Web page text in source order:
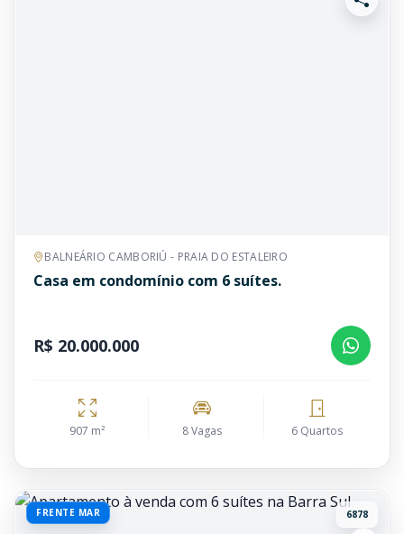
BALNEÁRIO CAMBORIÚ - PRAIA DO ESTALEIRO
Casa em condomínio com 6 suítes.
R$ 20.000.000
907 m² 8 Vagas 6 Quartos
FRENTE MAR 6878